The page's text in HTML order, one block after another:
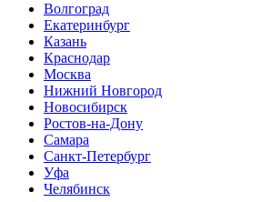
Волгоград
Екатеринбург
Казань
Краснодар
Москва
Нижний Новгород
Новосибирск
Ростов-на-Дону
Самара
Санкт-Петербург
Уфа
Челябинск